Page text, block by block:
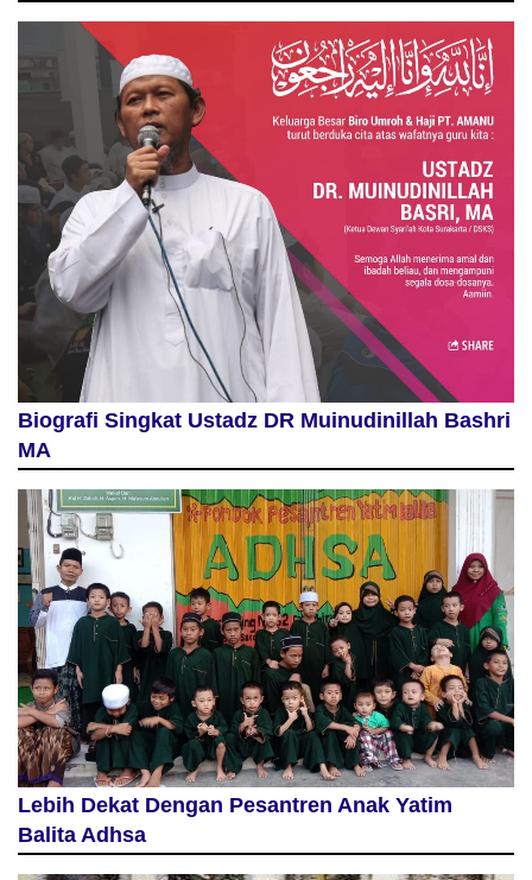
Biografi Singkat Ustadz DR Muinudinillah Bashri
MA
Lebih Dekat Dengan Pesantren Anak Yatim
Balita Adhsa